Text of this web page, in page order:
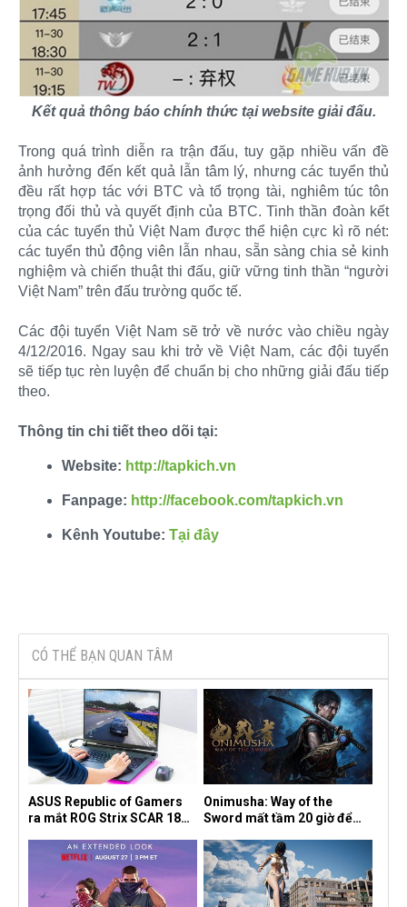
Kết quả thông báo chính thức tại website giải đấu.
Trong quá trình diễn ra trận đấu, tuy gặp nhiều vấn đề
ảnh hưởng đến kết quả lẫn tâm lý, nhưng các tuyển thủ
đều rất hợp tác với BTC và tổ trọng tài, nghiêm túc tôn
trọng đối thủ và quyết định của BTC. Tinh thần đoàn kết
của các tuyển thủ Việt Nam được thể hiện cực kì rõ nét:
các tuyển thủ động viên lẫn nhau, sẵn sàng chia sẻ kinh
nghiệm và chiến thuật thi đấu, giữ vững tinh thần “người
Việt Nam” trên đấu trường quốc tế.
Các đội tuyển Việt Nam sẽ trở về nước vào chiều ngày
4/12/2016. Ngay sau khi trở về Việt Nam, các đội tuyển
sẽ tiếp tục rèn luyện để chuẩn bị cho những giải đấu tiếp
theo.
Thông tin chi tiết theo dõi tại:
Website: http://tapkich.vn
Fanpage: http://facebook.com/tapkich.vn
Kênh Youtube: Tại đây
CÓ THỂ BẠN QUAN TÂM
ASUS Republic of Gamers
ra mắt ROG Strix SCAR 18
Onimusha: Way of the
Sword mất tầm 20 giờ để
dành cho newbie và lão làng